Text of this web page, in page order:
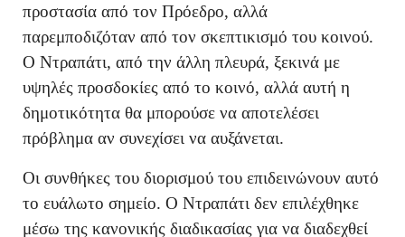
προστασία από τον Πρόεδρο, αλλά
παρεμποδιζόταν από τον σκεπτικισμό του κοινού.
Ο Ντραπάτι, από την άλλη πλευρά, ξεκινά με
υψηλές προσδοκίες από το κοινό, αλλά αυτή η
δημοτικότητα θα μπορούσε να αποτελέσει
πρόβλημα αν συνεχίσει να αυξάνεται.
Οι συνθήκες του διορισμού του επιδεινώνουν αυτό
το ευάλωτο σημείο. Ο Ντραπάτι δεν επιλέχθηκε
μέσω της κανονικής διαδικασίας για να διαδεχθεί